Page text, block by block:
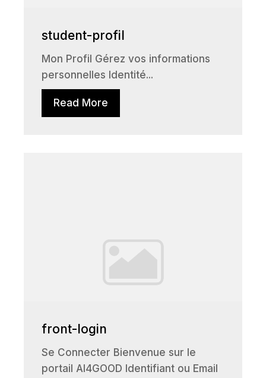
student-profil
Mon Profil Gérez vos informations
personnelles Identité...
Read More
front-login
Se Connecter Bienvenue sur le
portail AI4GOOD Identifiant ou Email